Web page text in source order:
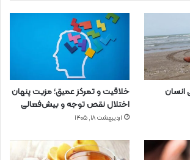
انسان
خلاقیت و تمرکز عمیق؛ مزیت پنهان
اختلال نقص توجه و بیش‌فعالی
اردیبهشت ۱۸, ۱۴۰۵